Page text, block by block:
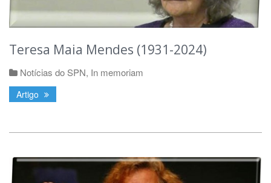
Teresa Maia Mendes (1931-2024)
Notícias do SPN, In memoriam
Artigo